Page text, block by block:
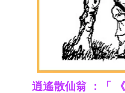
逍遙散仙翁 ：「